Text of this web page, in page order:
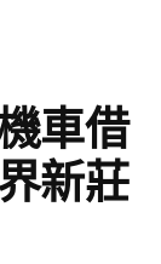
車借
新莊